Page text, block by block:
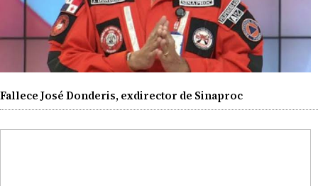
Fallece José Donderis, exdirector de Sinaproc